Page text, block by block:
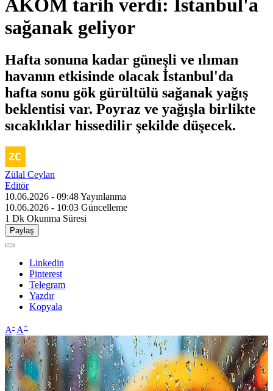
AKOM tarih verdi: İstanbul'a
sağanak geliyor
Hafta sonuna kadar güneşli ve ılıman
havanın etkisinde olacak İstanbul'da
hafta sonu gök gürültülü sağanak yağış
beklentisi var. Poyraz ve yağışla birlikte
sıcaklıklar hissedilir şekilde düşecek.
Zülal Ceylan
Editör
10.06.2026 - 09:48Yayınlanma
10.06.2026 - 10:03 Güncelleme
1 Dk Okunma Süresi
Paylaş
Linkedin
Pinterest
Telegram
Yazdır
Kopyala
A- A+